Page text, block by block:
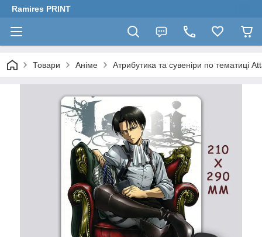
Ramires PRINT
Товари Аніме Атрибутика та сувеніри по тематиці